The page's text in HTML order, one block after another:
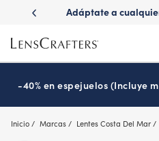
main
content
con
Adáptate a
-40% en espejuelos (Incluye
Inicio Marcas Lentes Costa Del Mar